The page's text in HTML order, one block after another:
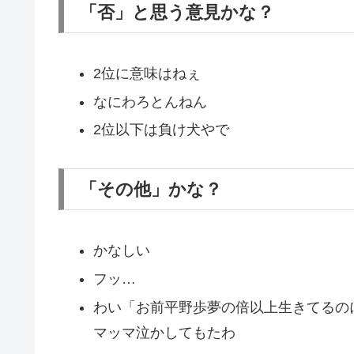
「否」と思う意見かな？
2位に意味はねぇ
なにわろとんねん
2位以下は負け犬やで
「その他」かな？
かなしい
フッ…
わい「お前平野歩夢の倍以上生きてるの
マッマ泣かしてもたわ